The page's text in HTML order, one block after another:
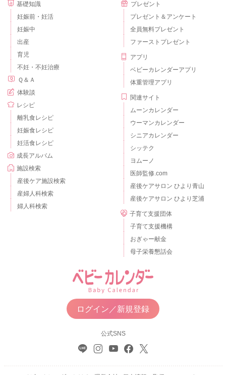
基礎知識
妊娠前・妊活
妊娠中
出産
育児
不妊・不妊治療
Ｑ＆Ａ
体験談
レシピ
離乳食レシピ
妊娠食レシピ
妊活食レシピ
成長アルバム
施設検索
産後ケア施設検索
産婦人科検索
婦人科検索
プレゼント
プレゼント＆アンケート
全員無料プレゼント
ファーストプレゼント
アプリ
ベビーカレンダーアプリ
体重管理アプリ
関連サイト
ムーンカレンダー
ウーマンカレンダー
シニアカレンダー
シッテク
ヨムーノ
医師監修.com
産後ケアサロン ひより青山
産後ケアサロン ひより芝浦
子育て支援団体
子育て支援機構
おぎゃー献金
母子栄養懇話会
ログイン／新規登録
公式SNS